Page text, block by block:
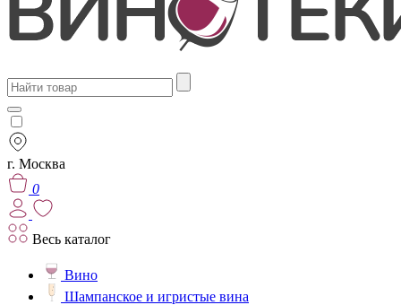
г. Москва
0
Весь каталог
Вино
Шампанское и игристые вина